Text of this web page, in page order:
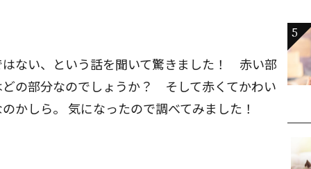
ない、という話を聞いて驚きました！ 赤い部
の部分なのでしょうか？ そして赤くてかわい
かしら。 気になったので調べてみました！
5